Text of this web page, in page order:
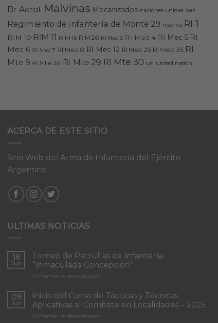
Br Aerot Malvinas Mecanizados naciones unidas paz
Regimiento de Infantería de Monte 29 reserva RI 1
RIM 10 RIM 11 RIM 16 RIM 26 RI Mec 3 RI Mec 4 RI Mec 5 RI
Mec 6 RI Mec 7 RI Mec 8 RI Mec 12 RI Mec 25 RI Mec 35 RI
Mte 9 RI Mte 28 RI Mte 29 RI Mte 30 un united nation
ACERCA DE ESTE SITIO
Sitio Web del Arma de Infantería del Ejército
Argentino
ULTIMAS NOTICIAS
16
Jun
Torneo de Patrullas de Infantería
“Inmaculada Concepción”
Comentarios desactivadosen
de
Patrullas
de
Infantería
09
Jun
Inicio del Curso de Tácticas y Técnicas
Aplicativas al Combate en Localidades – 2025
Comentarios desactivadosen